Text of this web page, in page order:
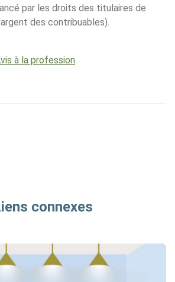
par les droits des titulaires de
des contribuables).
à la profession
connexes